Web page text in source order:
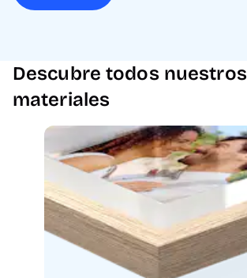
Descubre todos nuestros
materiales